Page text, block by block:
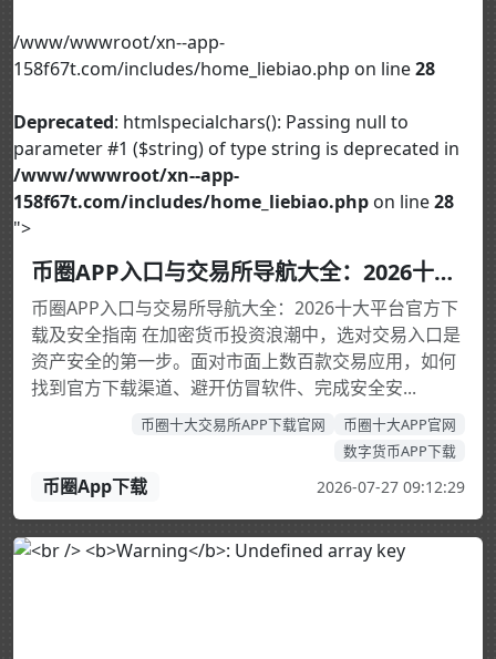
/www/wwwroot/xn--app-
158f67t.com/includes/home_liebiao.php on line28
Deprecated: htmlspecialchars(): Passing null to
parameter #1 ($string) of type string is deprecated in
/www/wwwroot/xn--app-
158f67t.com/includes/home_liebiao.php on line28
">
币圈APP入口与交易所导航大全：2026十大平台官方下载及安全指南
币圈APP入口与交易所导航大全：2026十大平台官方下
载及安全指南 在加密货币投资浪潮中，选对交易入口是
资产安全的第一步。面对市面上数百款交易应用，如何
找到官方下载渠道、避开仿冒软件、完成安全安...
币圈十大交易所APP下载官网
币圈十大APP官网
数字货币APP下载
币圈App下载 2026-07-27 09:12:29